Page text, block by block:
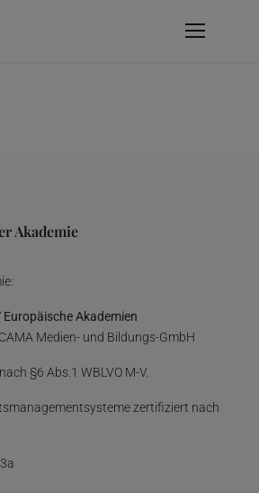
Akademie
Europäische Akademien
Medien- und Bildungs-GmbH
§6 Abs.1 WBLVO M-V.
zertifiziert nach